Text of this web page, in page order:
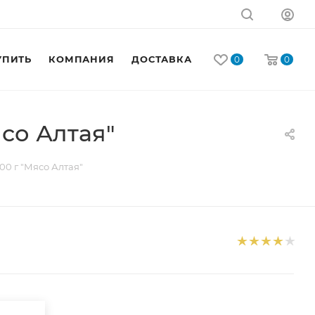
0 0
КОМПАНИЯ ДОСТАВКА КОНТАКТЫ
Алтая"
г "Мясо Алтая"